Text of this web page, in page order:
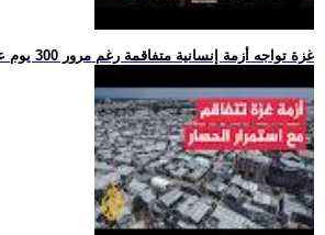
.. غزة تواجه أزمة إنسانية متفاقمة رغم مرور 300 يوم على اتفاق وق